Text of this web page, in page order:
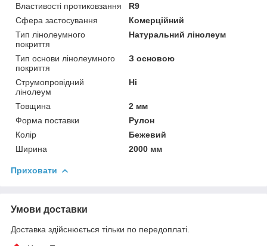
Властивості протиковзання
R9
Сфера застосування
Комерційний
Тип лінолеумного
покриття
Натуральний лінолеум
Тип основи лінолеумного
покриття
З основою
Струмопровідний
лінолеум
Ні
Товщина
2 мм
Форма поставки
Рулон
Колір
Бежевий
Ширина
2000 мм
Приховати
Умови доставки
Доставка здійснюється тільки по передоплаті.